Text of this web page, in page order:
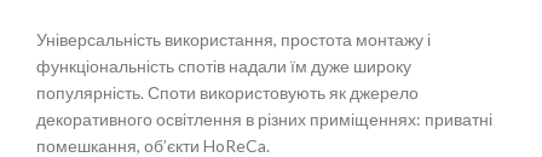
Універсальність використання, простота монтажу і
функціональність спотів надали їм дуже широку
популярність. Споти використовують як джерело
декоративного освітлення в різних приміщеннях: приватні
помешкання, об’єкти HoReCa.